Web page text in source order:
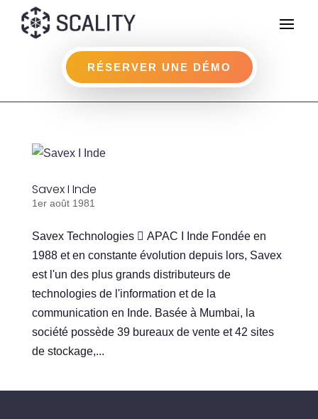
RÉSERVER UNE DÉMO
Savex I Inde
1er août 1981
Savex Technologies  APAC I Inde Fondée en
1988 et en constante évolution depuis lors, Savex
est l'un des plus grands distributeurs de
technologies de l'information et de la
communication en Inde. Basée à Mumbai, la
société possède 39 bureaux de vente et 42 sites
de stockage,...